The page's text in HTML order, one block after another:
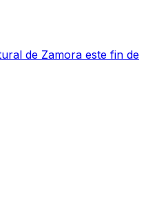
de Zamora este fin de